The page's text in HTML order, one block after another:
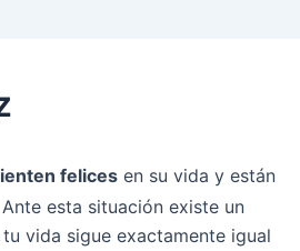
felices en su vida y están
esta situación existe un
vida sigue exactamente igual